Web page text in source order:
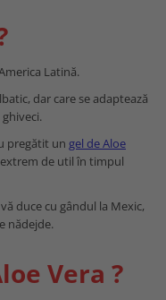
Latină.
dar care se adaptează
pregătit un gel de Aloe
de util în timpul
duce cu gândul la Mexic,
nădejde.
Vera ?